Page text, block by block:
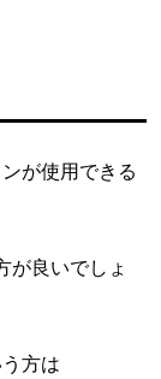
が使用できる
良いでしょ
方は